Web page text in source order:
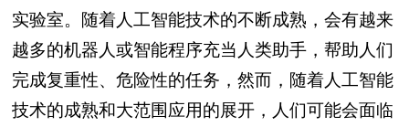
实验室。随着人工智能技术的不断成熟，会有越来
越多的机器人或智能程序充当人类助手，帮助人们
完成复重性、危险性的任务，然而，随着人工智能
技术的成熟和大范围应用的展开，人们可能会面临